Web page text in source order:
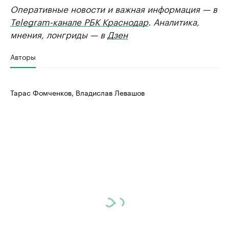
Оперативные новости и важная информация — в
Telegram-канале РБК Краснодар. Аналитика,
мнения, лонгриды — в Дзен
Авторы
Тарас Фомченков, Владислав Левашов